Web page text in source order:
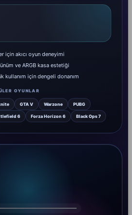
için akıcı oyun deneyimi
ve ARGB kasa estetiği
kullanım için dengeli donanım
OYUNLAR
GTA V Warzone PUBG
6 Forza Horizon 6 Black Ops 7